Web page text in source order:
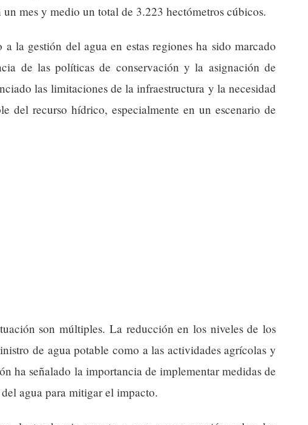
mes y medio un total de 3.223 hectómetros cúbicos.
la gestión del agua en estas regiones ha sido marcado
de las políticas de conservación y la asignación de
las limitaciones de la infraestructura y la necesidad
del recurso hídrico, especialmente en un escenario de
son múltiples. La reducción en los niveles de los
de agua potable como a las actividades agrícolas y
ha señalado la importancia de implementar medidas de
agua para mitigar el impacto.